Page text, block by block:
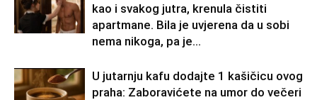
kao i svakog jutra, krenula čistiti
apartmane. Bila je uvjerena da u sobi
nema nikoga, pa je...
U jutarnju kafu dodajte 1 kašičicu ovog
praha: Zaboravićete na umor do večeri